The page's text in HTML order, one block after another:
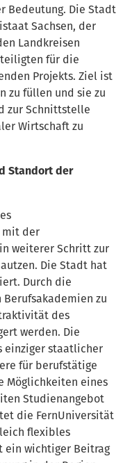
Bedeutung. Die Stadt
Sachsen, der
Landkreisen
für die
Projekts. Ziel ist
zu füllen und sie zu
zur Schnittstelle
Wirtschaft zu
Standort der
mit der
weiterer Schritt zur
Die Stadt hat
Durch die
zu
des
werden. Die
einziger staatlicher
für berufstätige
Möglichkeiten eines
Studienangebot
die FernUniversität
flexibles
ein wichtiger Beitrag